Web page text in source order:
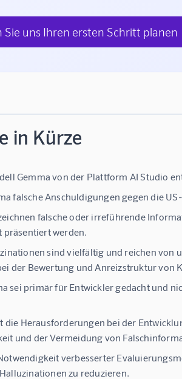
Sie uns Ihren ersten Schritt planen
in Kürze
Gemma von der Plattform AI Studio
falsche Anschuldigungen gegen die
falsche oder irreführende
werden.
sind vielfältig und reichen
der Bewertung und Anreizstruktur von
sei primär für Entwickler gedacht und
die Herausforderungen bei der
und der Vermeidung von
verbesserter
zu reduzieren.